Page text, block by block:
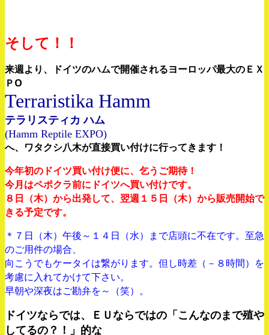
そして！！
来週より、ドイツのハムで開催されるヨーロッパ最大のＥＸ
ＰO
Terraristika Hamm
テラリスティカ ハム
(Hamm Reptile EXPO)
へ、ワタクシ八木が直接買い付けに行ってきます！
今年初のドイツ買い付け便に、乞うご期待！
今月はペポクラ前にドイツへ買い付けです。
８日（木）から出発して、翌週１５日（木）から販売開始で
きる予定です。
＊７日（木）午後～１４日（水）まで店頭に不在です。至急
のご用件の場合、
向こうでもケータイは繋がります。但し時差（－８時間）を
考慮に入れてかけて下さい。
早朝や深夜はご勘弁を～（笑）。
ドイツならでは、ＥＵならではの「こんなのまで殖や
してるの？！」的な